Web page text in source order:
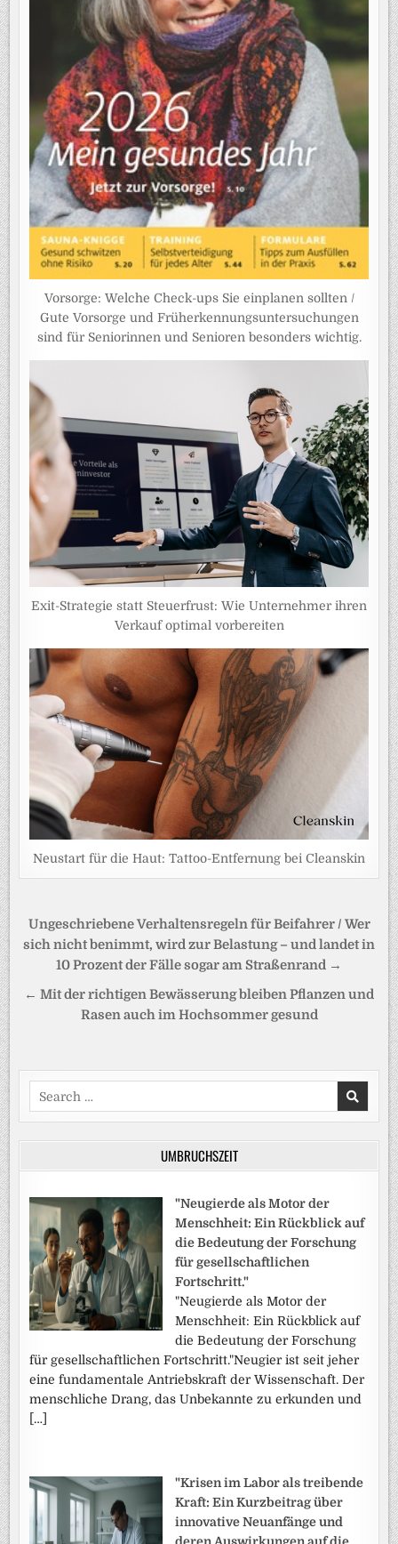
Vorsorge: Welche Check-ups Sie einplanen sollten /
Gute Vorsorge und Früherkennungsuntersuchungen
sind für Seniorinnen und Senioren besonders wichtig.
Exit-Strategie statt Steuerfrust: Wie Unternehmer ihren
Verkauf optimal vorbereiten
Neustart für die Haut: Tattoo-Entfernung bei Cleanskin
Beitragsnavigation
Ungeschriebene Verhaltensregeln für Beifahrer / Wer
sich nicht benimmt, wird zur Belastung – und landet in
10 Prozent der Fälle sogar am Straßenrand →
← Mit der richtigen Bewässerung bleiben Pflanzen und
Rasen auch im Hochsommer gesund
Search
for:
UMBRUCHSZEIT
"Neugierde als Motor der
Menschheit: Ein Rückblick auf
die Bedeutung der Forschung
für gesellschaftlichen
Fortschritt."
"Neugierde als Motor der
Menschheit: Ein Rückblick auf
die Bedeutung der Forschung
für gesellschaftlichen Fortschritt."Neugier ist seit jeher
eine fundamentale Antriebskraft der Wissenschaft. Der
menschliche Drang, das Unbekannte zu erkunden und
[…]
"Krisen im Labor als treibende
Kraft: Ein Kurzbeitrag über
innovative Neuanfänge und